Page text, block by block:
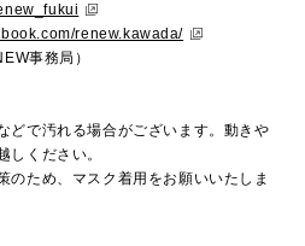
renew.kawada/
事務局）
どで汚れる場合がございます。 動きや
しください。
のため、マスク着用をお願いいたしま